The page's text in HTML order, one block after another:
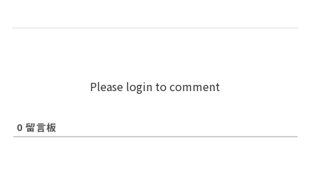
Please login to comment
0 留言板